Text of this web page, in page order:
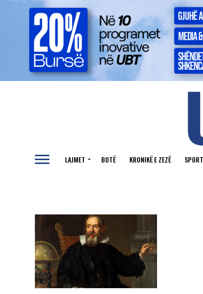
LAJMET BOTË KRONIKË E ZEZË SPORT